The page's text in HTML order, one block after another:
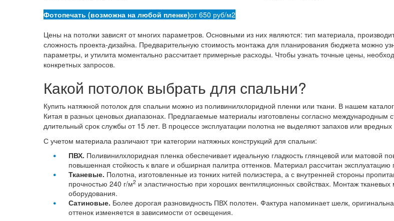
Фотопечать (возможна на любой пленке)от 650 руб/м2
Цены на потолки зависят от многих параметров. Основными из них являются: тип материала,
сложность проекта-дизайна. Предварительную стоимость монтажа для планирования бюджета можно
параметры, и утилита моментально рассчитает примерные расходы. Чтобы узнать точные цены,
конкретных запросов.
Какой потолок выбрать для спальни?
Купить натяжной потолок для спальни можно из поливинилхлоридной пленки или ткани. В нашем
Китая в разных ценовых диапазонах. Предлагаемые материалы изготовлены согласно
длительный срок службы от 15 лет. В процессе эксплуатации полотна не выделяют запахов или
С учетом материала различают три категории натяжных конструкций для спальни:
ПВХ. Поливинилхлоридная пленка обеспечивает идеальную гладкость глянцевой или матовой
повышенная стойкость к влаге и обширная палитра оттенков. Материал рассчитан
Тканевые. Полотна, изготовленные из тонких нитей полиэстера, а с внутренней стороны
прочностью 240 г/м2 и эластичностью при хороших вентиляционных свойствах. Монтаж
оборудования.
Сатиновые. Более дорогая разновидность ПВХ полотен. Фактура напоминает шелк,
оттенок изменяется в зависимости от освещения.